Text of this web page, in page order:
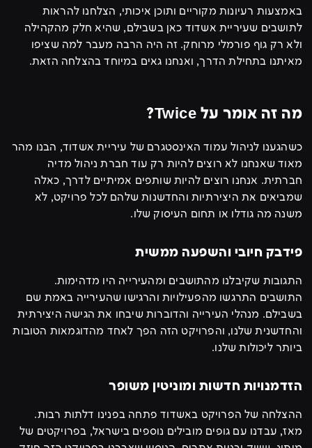
באמצעות רעיונות מקוריים ותוכן איכותי, הצלחנו להראות
לתושבים שעיריית אשדוד כאן בשבילם, שהיא חלק מהקהילה
ולא רק גוף פורמלי מרוחק. זה היה הרבה מעבר למה שציפו
מאיתנו בתחילת הדרך, ואנחנו גאים במיוחד בהצלחה הזאת.
מה זה אומר על Twice?
כשהגענו לניהול עמוד האינסטגרם של עיריית אשדוד, הבנו מהר
מאוד שאנחנו לא רוצים להיות רק עוד חברת ניהול מדיה
חברתית. אנחנו רוצים להיות שותפים אמיתיים לדרך, כאלה
שמביאים את היצירתיות והחדשנות שלהם לכל פרויקט, לא
משנה מה גודלו או תחום העיסוק שלו.
פידבק חיובי והשפעה ממשית
התגובות שקיבלנו מהתושבים ומהעירייה היו מדהימות.
התושבים התרגשו מהפעילויות והרגישו שהעירייה באמת שם
בשבילם. מנהלי העירייה והדוברות שיבחו את הגישה היצירתית
והחדשנית שלנו, והפרויקט הזה הפך לאחד מהדוגמאות הטובות
ביותר ליכולות שלנו.
הזדמנויות חדשות ומוניטין משופר
ההצלחה של הפרויקט באשדוד פתחה בפנינו דלתות רבות.
מאז, עבדנו עם גופים מובילים נוספים בישראל, בפרויקטים של